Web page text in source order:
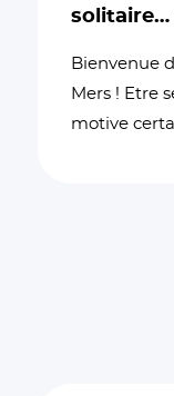
solitaire…
Bienvenue
Mers ! Etre
motive